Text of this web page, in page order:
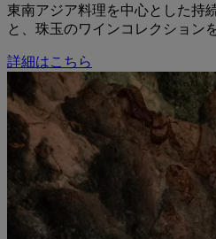
東南アジア料理を中心とした持
と、珠玉のワインコレクション
詳細はこちら